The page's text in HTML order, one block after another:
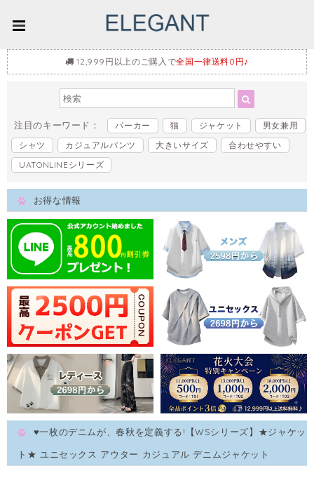
12,999円以上のご購入で全国一律送料0円♪
注目のキーワード： パーカー 猫 ジャケット
男女兼用
シャツ
カジュアルパンツ 大きいサイズ
合わせやすい
UATONLINEシリーズ
お得な情報
♥一枚のデニムが、春秋を定義する!【WSシリーズ】★ジャケッ
ト★ ユニセックス アウター カジュアル デニムジャケット